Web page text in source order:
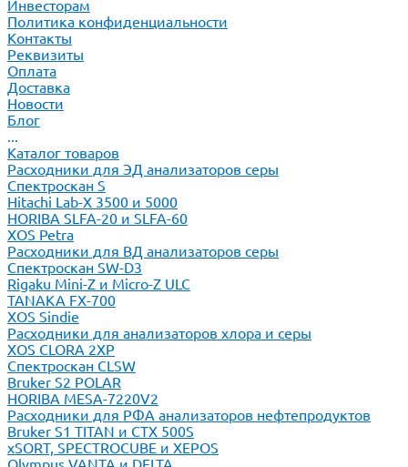
Инвесторам
Политика конфиденциальности
Контакты
Реквизиты
Оплата
Доставка
Новости
Блог
...
Каталог товаров
Расходники для ЭД анализаторов серы
Спектроскан S
Hitachi Lab-X 3500 и 5000
HORIBA SLFA-20 и SLFA-60
XOS Petra
Расходники для ВД анализаторов серы
Спектроскан SW-D3
Rigaku Mini-Z и Micro-Z ULC
TANAKA FX-700
XOS Sindie
Расходники для анализаторов хлора и серы
XOS CLORA 2XP
Спектроскан CLSW
Bruker S2 POLAR
HORIBA MESA-7220V2
Расходники для РФА анализаторов нефтепродуктов
Bruker S1 TITAN и CTX 500S
xSORT, SPECTROCUBE и XEPOS